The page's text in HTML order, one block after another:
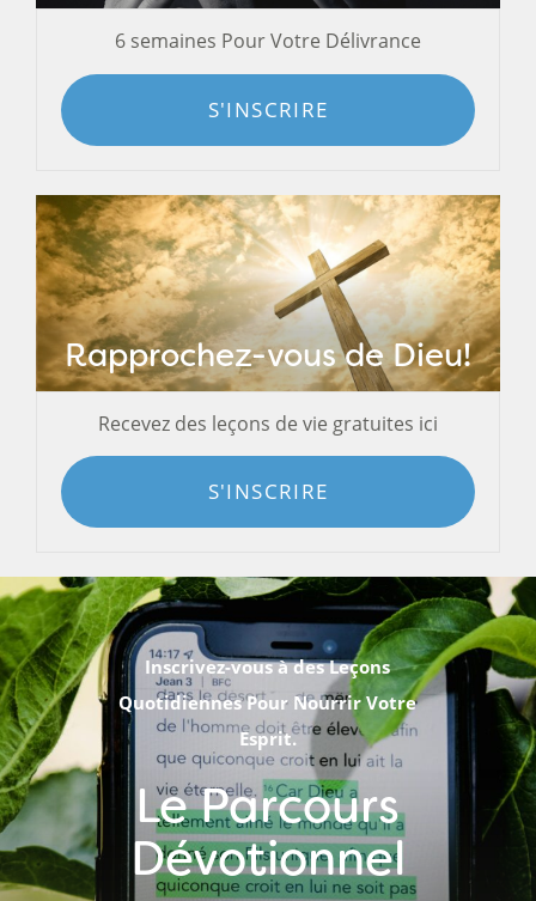
6 semaines Pour Votre Délivrance
S'INSCRIRE
Rapprochez-vous de Dieu!
Recevez des leçons de vie gratuites ici
S'INSCRIRE
Inscrivez-vous à des Leçons
Quotidiennes Pour Nourrir Votre
Esprit.
Le Parcours
Dévotionnel